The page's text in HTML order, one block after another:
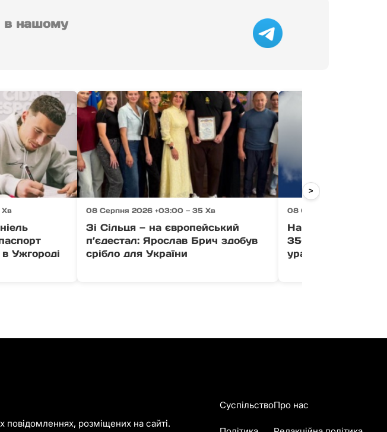
в нашому
Хв
Ужгороді
08 Серпня 2026 +03:00 — 35 Хв
Зі Сільця — на європейський
п’єдестал: Ярослав Брич здобув
срібло для України
08 Серпня 2026 +03:00
На Міжгірщині
35-річного
ураження струмом
>
повідомленнях, розміщених на сайті.
СуспільствоПро нас